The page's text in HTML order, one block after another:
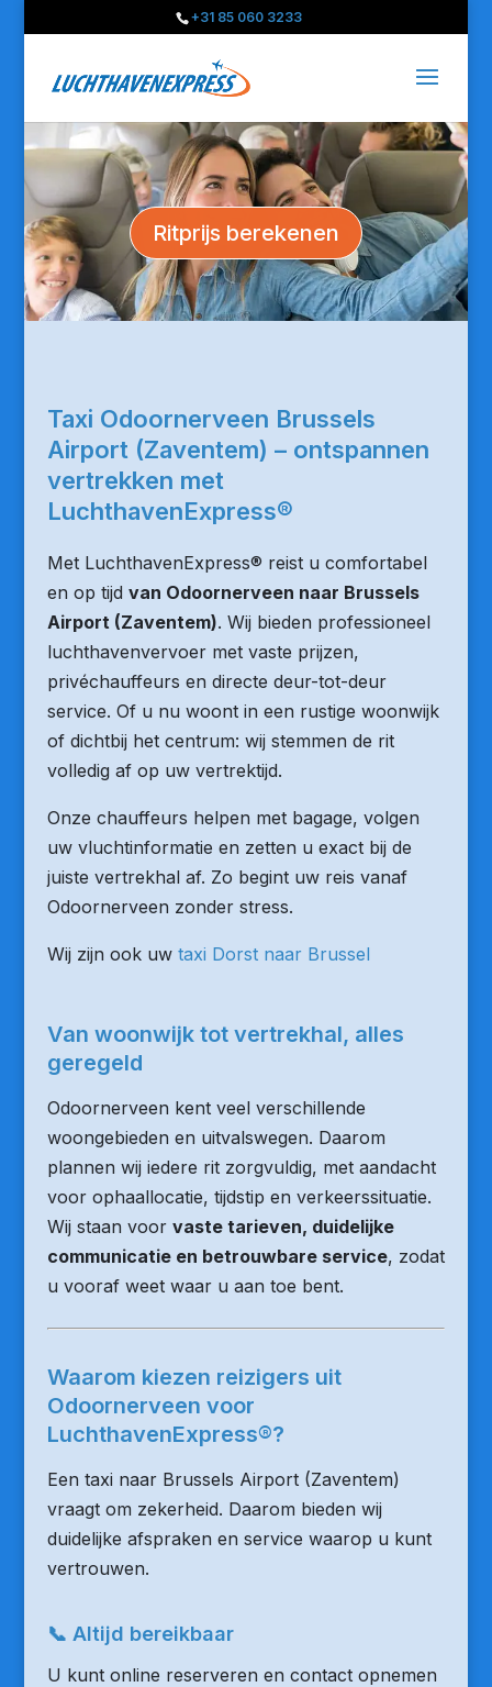
+31 85 060 3233
Ritprijs berekenen
Taxi Odoornerveen Brussels
Airport (Zaventem) – ontspannen
vertrekken met
LuchthavenExpress®
Met LuchthavenExpress® reist u comfortabel
en op tijd van Odoornerveen naar Brussels
Airport (Zaventem). Wij bieden professioneel
luchthavenvervoer met vaste prijzen,
privéchauffeurs en directe deur-tot-deur
service. Of u nu woont in een rustige woonwijk
of dichtbij het centrum: wij stemmen de rit
volledig af op uw vertrektijd.
Onze chauffeurs helpen met bagage, volgen
uw vluchtinformatie en zetten u exact bij de
juiste vertrekhal af. Zo begint uw reis vanaf
Odoornerveen zonder stress.
Wij zijn ook uw taxi Dorst naar Brussel
Van woonwijk tot vertrekhal, alles
geregeld
Odoornerveen kent veel verschillende
woongebieden en uitvalswegen. Daarom
plannen wij iedere rit zorgvuldig, met aandacht
voor ophaallocatie, tijdstip en verkeerssituatie.
Wij staan voor vaste tarieven, duidelijke
communicatie en betrouwbare service, zodat
u vooraf weet waar u aan toe bent.
Waarom kiezen reizigers uit
Odoornerveen voor
LuchthavenExpress®?
Een taxi naar Brussels Airport (Zaventem)
vraagt om zekerheid. Daarom bieden wij
duidelijke afspraken en service waarop u kunt
vertrouwen.
📞 Altijd bereikbaar
U kunt online reserveren en contact opnemen